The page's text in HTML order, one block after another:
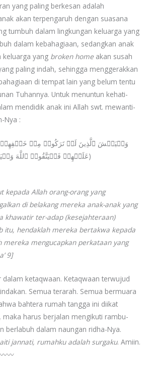
yang paling berkesan adalah
akan terpengaruh dengan suasana
tumbuh dalam lingkungan keluarga yang
dalam kebahagiaan, sedangkan anak
keluarga yang broken home akan susah
paling indah, sehingga menggerakkan
di tempat lain yang belum tentu
Tuhannya. Untuk menuntun kehati-
mendidik anak ini Allah swt. mewanti-
Nya :
عَلَیۡهِمۡ فَلۡیَتَّقُوا۟ ٱللَّهَ وَلۡیَقُولُوا۟ قَوۡلࣰا سَدِیدًا)
kepada Allah orang-orang yang
di belakang mereka anak-anak yang
khawatir ter-adap (kesejahteraan)
itu, hendaklah mereka bertakwa kepada
mereka mengucapkan perkataan yang
9]
dalam ketaqwaan. Ketaqwaan terwujud
Semua terarah. Semua bermuara
bahtera rumah tangga ini diikat
maka harus berjalan mengikuti rambu-
berlabuh dalam naungan ridha-Nya.
jannati, rumahku adalah surgaku. Amiin.
〰️